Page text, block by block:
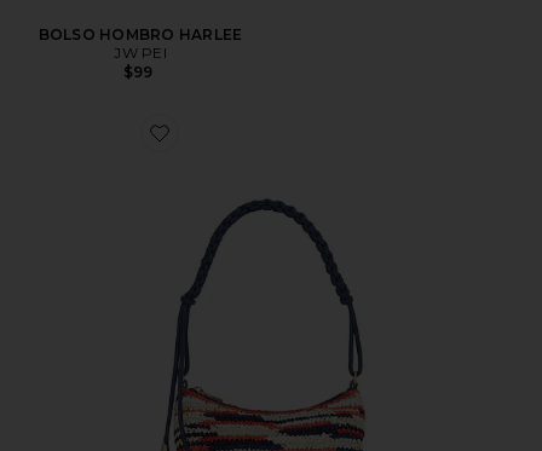
BOLSO HOMBRO HARLEE
JW PEI
$99
Favorite BOLSO HOMBRO OSA